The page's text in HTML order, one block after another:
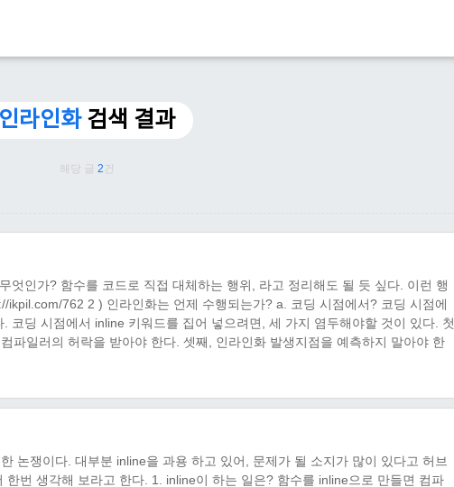
인라인화 검색 결과
해당 글 2 건
엇인가? 함수를 코드로 직접 대체하는 행위, 라고 정리해도 될 듯 싶다. 이런 행
762 2 ) 인라인화는 언제 수행되는가? a. 코딩 시점에서? 코딩 시점에
코딩 시점에서 inline 키워드를 집어 넣으려면, 세 가지 염두해야할 것이 있다. 첫
파일러의 허락을 받아야 한다. 셋째, 인라인화 발생지점을 예측하지 말아야 한
논쟁이다. 대부분 inline을 과용 하고 있어, 문제가 될 소지가 많이 있다고 허브
번 생각해 보라고 한다. 1. inline이 하는 일은? 함수를 inline으로 만들면 컴파